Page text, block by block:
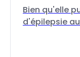
Bien qu'elle
d'épilepsie